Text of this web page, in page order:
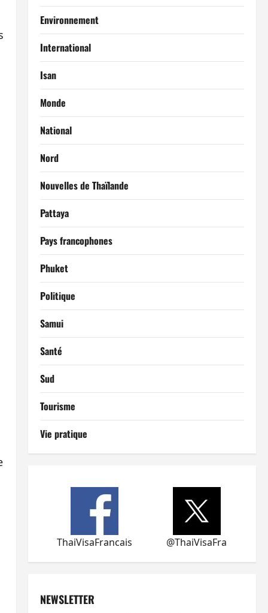
Environnement
International
Isan
Monde
National
Nord
Nouvelles de Thaïlande
Pattaya
Pays francophones
Phuket
Politique
Samui
Santé
Sud
Tourisme
Vie pratique
ThaiVisaFrancais @ThaiVisaFra
NEWSLETTER